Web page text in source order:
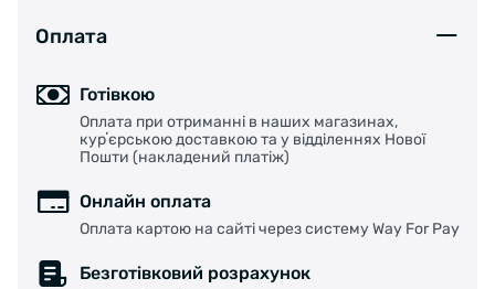
Оплата
Готівкою
Оплата при отриманні в наших магазинах,
курʼєрською доставкою та у відділеннях Нової
Пошти (накладений платіж)
Онлайн оплата
Оплата картою на сайті через систему Way For Pay
Безготівковий розрахунок